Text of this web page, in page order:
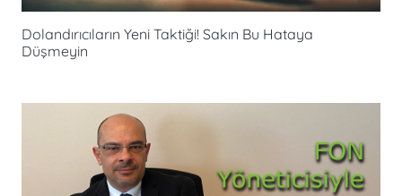
Dolandırıcıların Yeni Taktiği! Sakın Bu Hataya
Düşmeyin